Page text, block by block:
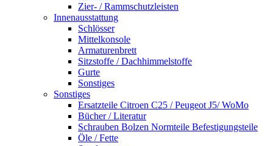
Zier- / Rammschutzleisten
Innenausstattung
Schlösser
Mittelkonsole
Armaturenbrett
Sitzstoffe / Dachhimmelstoffe
Gurte
Sonstiges
Sonstiges
Ersatzteile Citroen C25 / Peugeot J5/ WoMo
Bücher / Literatur
Schrauben Bolzen Normteile Befestigungsteile
Öle / Fette